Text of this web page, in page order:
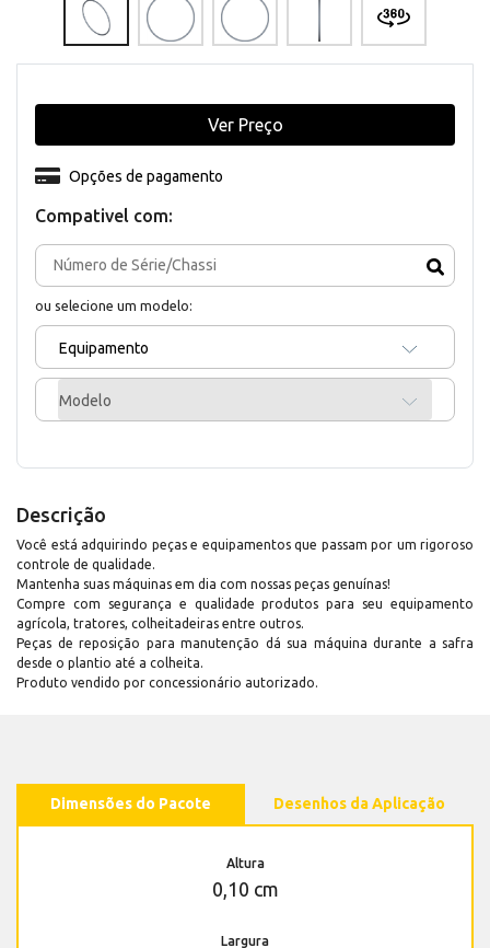
Compativel com:
ou selecione um modelo:
Equipamento
Modelo
Opções de pagamento
Ver Preço
Descrição
Você está adquirindo peças e equipamentos que passam por um rigoroso
controle de qualidade.
Mantenha suas máquinas em dia com nossas peças genuínas!
Compre com segurança e qualidade produtos para seu equipamento
agrícola, tratores, colheitadeiras entre outros.
Peças de reposição para manutenção dá sua máquina durante a safra
desde o plantio até a colheita.
Produto vendido por concessionário autorizado.
Dimensões do Pacote Desenhos da Aplicação
Altura
0,10 cm
Largura